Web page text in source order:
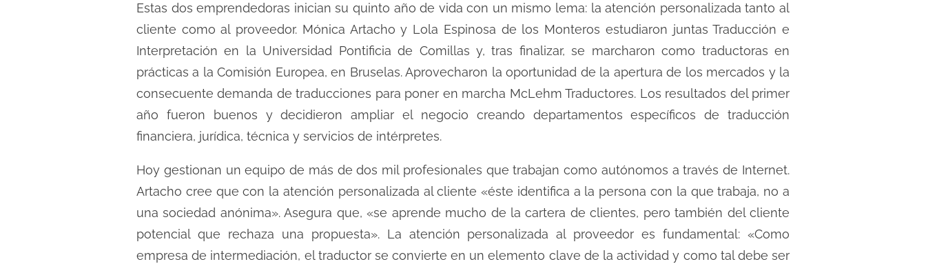
Estas dos emprendedoras inician su quinto año de vida con un mismo lema: la atención personalizada tanto al
cliente como al proveedor. Mónica Artacho y Lola Espinosa de los Monteros estudiaron juntas Traducción e
Interpretación en la Universidad Pontificia de Comillas y, tras finalizar, se marcharon como traductoras en
prácticas a la Comisión Europea, en Bruselas. Aprovecharon la oportunidad de la apertura de los mercados y la
consecuente demanda de traducciones para poner en marcha McLehm Traductores. Los resultados del primer
año fueron buenos y decidieron ampliar el negocio creando departamentos específicos de traducción
financiera, jurídica, técnica y servicios de intérpretes.
Hoy gestionan un equipo de más de dos mil profesionales que trabajan como autónomos a través de Internet.
Artacho cree que con la atención personalizada al cliente «éste identifica a la persona con la que trabaja, no a
una sociedad anónima». Asegura que, «se aprende mucho de la cartera de clientes, pero también del cliente
potencial que rechaza una propuesta». La atención personalizada al proveedor es fundamental: «Como
empresa de intermediación, el traductor se convierte en un elemento clave de la actividad y como tal debe ser